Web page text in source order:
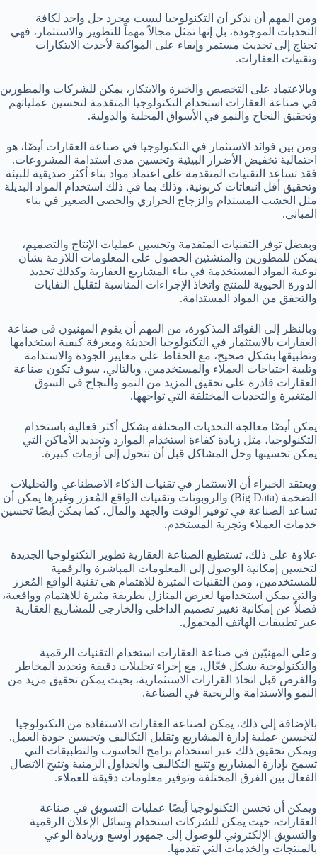
ومن المهم أن نذكر أن التكنولوجيا ليست مجرد حل واحد لكافة
التحديات الموجودة، بل إنها تمثل مجالاً مهماً للتطوير والاستثمار، فهي
تحتاج إلى تحديث مستمر وإبقاء على المواكبة لأحدث الابتكارات
وتقنيات العقارات.
وبالاعتماد على التخصص والخبرة والابتكار، يمكن للشركات والمطورين
في صناعة العقارات استخدام التكنولوجيا المتقدمة لتحسين عملياتهم
وتحقيق النجاح والنمو في الأسواق المحلية والدولية.
ومن بين فوائد الاستثمار في التكنولوجيا في صناعة العقارات أيضًا، هو
احتمالية تخفيض الأضرار البيئية وتحسين مدى استدامة المشروعات.
فقد تساعد التقنيات المتقدمة على اعتماد مواد بناء أكثر صديقية للبيئة
وتحقيق أقل انبعاثات كربونية، وذلك بما في ذلك استخدام المواد البديلة
مثل الخشب المستدام والزجاج الحراري والحصى الصغير في بناء
المباني.
وبفضل توفر التقنيات المتقدمة وتحسين عمليات الإنتاج والتصميم،
يمكن للمطورين والمنشئين الحصول على المعلومات اللازمة بشأن
نوعية المواد المستخدمة في بناء المشاريع العقارية وكذلك تحديد
الدورة الحيوية للمنتج واتخاذ الإجراءات المناسبة لتقليل النفايات
والتحقق من المواد المستدامة.
وبالنظر إلى الفوائد المذكورة، من المهم أن يقوم المهنيون في صناعة
العقارات بالاستثمار في التكنولوجيا الحديثة ومعرفة كيفية استخدامها
وتطبيقها بشكل صحيح، مع الحفاظ على معايير الجودة والاستدامة
وتلبية احتياجات العملاء والمستخدمين. وبالتالي، سوف تكون صناعة
العقارات قادرة على تحقيق المزيد من النمو والنجاح في السوق
المتغيرة والتحديات المختلفة التي تواجهها.
يمكن أيضًا معالجة التحديات المختلفة بشكل أكثر فعالية باستخدام
التكنولوجيا، مثل زيادة كفاءة استخدام الموارد وتحديد الأماكن التي
يمكن تحسينها وحل المشاكل قبل أن تتحول إلى أزمات كبيرة.
ويعتقد الخبراء أن الاستثمار في تقنيات الذكاء الاصطناعي والتحليلات
الضخمة (Big Data) والروبوتات وتقنيات الواقع المُعزز وغيرها يمكن أن
تساعد الصناعة في توفير الوقت والجهد والمال، كما يمكن أيضًا تحسين
خدمات العملاء وتجربة المستخدم.
علاوة على ذلك، تستطيع الصناعة العقارية تطوير التكنولوجيا الجديدة
لتحسين إمكانية الوصول إلى المعلومات المباشرة والرقمية
للمستخدمين، ومن التقنيات المثيرة للاهتمام هي تقنية الواقع المُعزز
والتي يمكن استخدامها لعرض المنازل بطريقة مثيرة للاهتمام وواقعية،
فضلاً عن إمكانية تغيير تصميم الداخلي والخارجي للمشاريع العقارية
عبر تطبيقات الهاتف المحمول.
وعلى المهنيّين في صناعة العقارات استخدام التقنيات الرقمية
والتكنولوجية بشكل فعّال، مع إجراء تحليلات دقيقة وتحديد المخاطر
والفرص قبل اتخاذ القرارات الاستثمارية، بحيث يمكن تحقيق مزيد من
النمو والاستدامة والربحية في الصناعة.
بالإضافة إلى ذلك، يمكن لصناعة العقارات الاستفادة من التكنولوجيا
لتحسين عملية إدارة المشاريع وتقليل التكاليف وتحسين جودة العمل.
ويمكن تحقيق ذلك عبر استخدام برامج الحاسوب والتطبيقات التي
تسمح بإدارة المشاريع وتتبع التكاليف والجداول الزمنية وتتيح الاتصال
الفعال بين الفرق المختلفة وتوفير معلومات دقيقة للعملاء.
ويمكن أن تحسن التكنولوجيا أيضًا عمليات التسويق في صناعة
العقارات، حيث يمكن للشركات استخدام وسائل الإعلان الرقمية
والتسويق الإلكتروني للوصول إلى جمهور أوسع وزيادة الوعي
بالمنتجات والخدمات التي تقدمها.